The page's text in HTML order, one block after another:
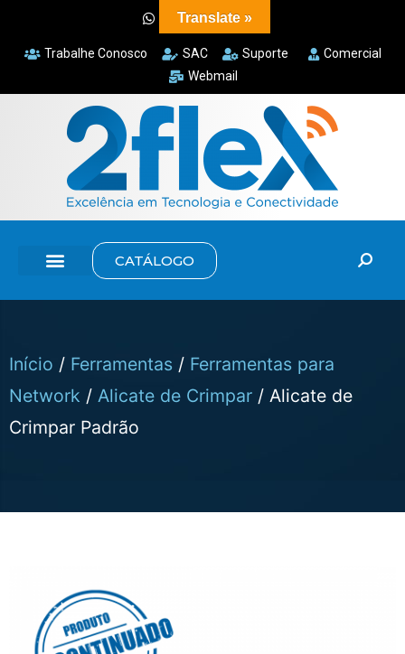
Trabalhe Conosco SAC Suporte
Comercial
Webmail
CATÁLOGO
Início / Ferramentas / Ferramentas para
Network / Alicate de Crimpar / Alicate de
Crimpar Padrão
Translate »